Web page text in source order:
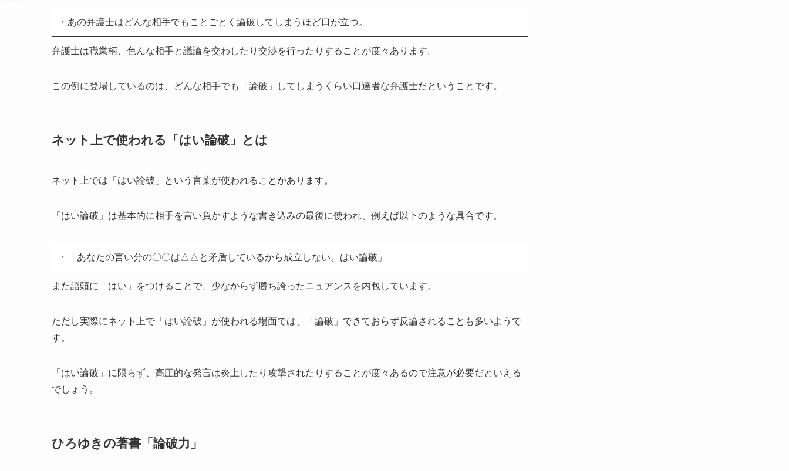
・あの弁護士はどんな相手でもことごとく論破してしまうほど口が立つ。
弁護士は職業柄、色んな相手と議論を交わしたり交渉を行ったりすることが度々あります。
この例に登場しているのは、どんな相手でも「論破」してしまうくらい口達者な弁護士だということです。
ネット上で使われる「はい論破」とは
ネット上では「はい論破」という言葉が使われることがあります。
「はい論破」は基本的に相手を言い負かすような書き込みの最後に使われ、例えば以下のような具合です。
・「あなたの言い分の〇〇は△△と矛盾しているから成立しない。はい論破」
また語頭に「はい」をつけることで、少なからず勝ち誇ったニュアンスを内包しています。
ただし実際にネット上で「はい論破」が使われる場面では、「論破」できておらず反論されることも多いようで
す。
「はい論破」に限らず、高圧的な発言は炎上したり攻撃されたりすることが度々あるので注意が必要だといえる
でしょう。
ひろゆきの著書「論破力」